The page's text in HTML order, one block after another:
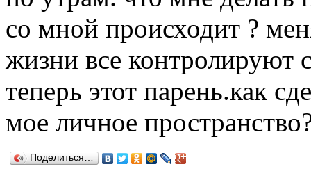
со мной происходит ?
жизни все контролируют
теперь этот парень.как
мое личное
Поделиться…